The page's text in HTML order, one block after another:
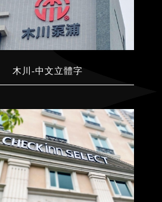
木川-中文立體字